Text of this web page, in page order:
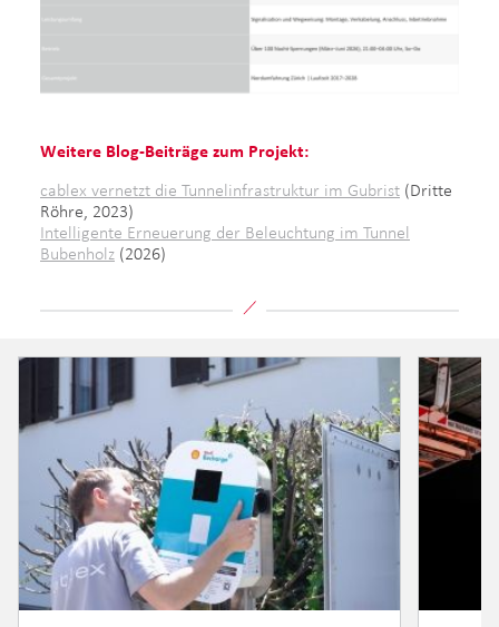
Weitere Blog-Beiträge zum Projekt:
cablex vernetzt die Tunnelinfrastruktur im Gubrist (Dritte
Röhre, 2023)
Intelligente Erneuerung der Beleuchtung im Tunnel
Bubenholz (2026)